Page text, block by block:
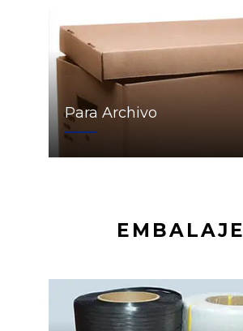
Para Archivo
EMBALAJE